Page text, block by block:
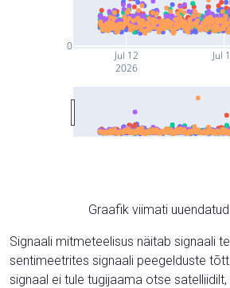
Jul 12
2026
Jul
0
Graafik viimati
Signaali mitmeteelisus näitab signaali
sentimeetrites signaali peegelduste
signaal ei tule tugijaama otse